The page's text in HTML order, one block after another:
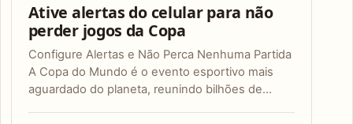
Ative alertas do celular para não
perder jogos da Copa
Configure Alertas e Não Perca Nenhuma Partida
A Copa do Mundo é o evento esportivo mais
aguardado do planeta, reunindo bilhões de…